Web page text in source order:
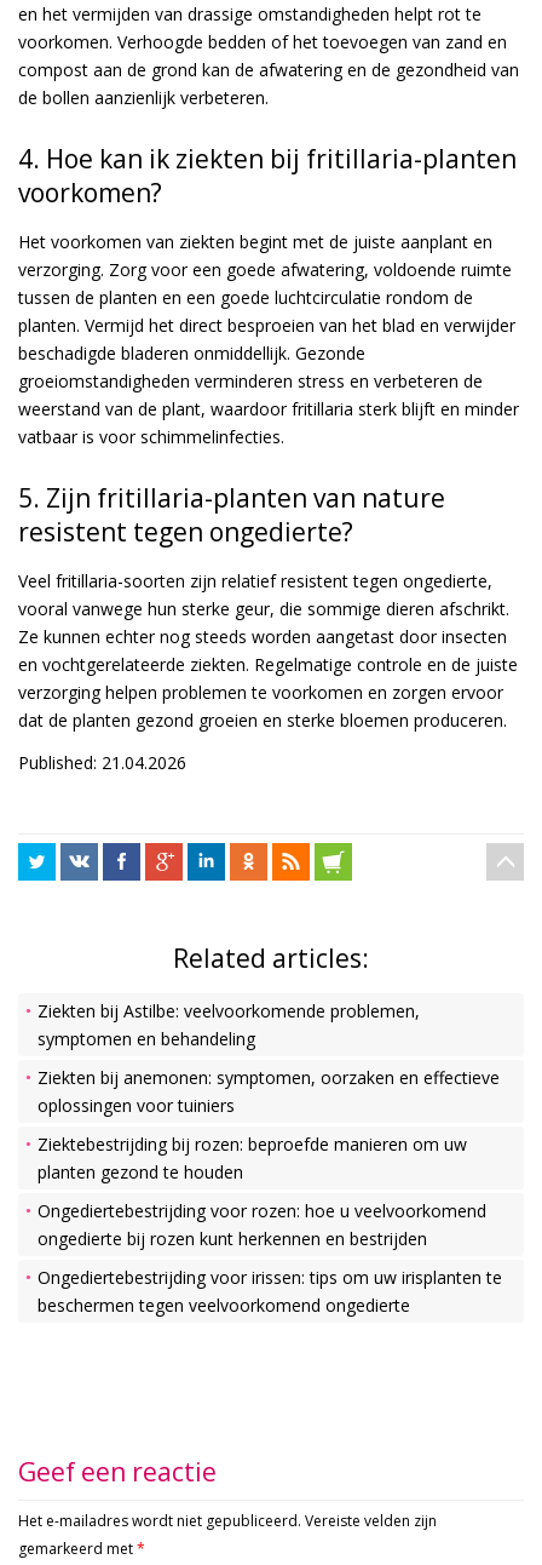
en het vermijden van drassige omstandigheden helpt rot te
voorkomen. Verhoogde bedden of het toevoegen van zand en
compost aan de grond kan de afwatering en de gezondheid van
de bollen aanzienlijk verbeteren.
4. Hoe kan ik ziekten bij fritillaria-planten
voorkomen?
Het voorkomen van ziekten begint met de juiste aanplant en
verzorging. Zorg voor een goede afwatering, voldoende ruimte
tussen de planten en een goede luchtcirculatie rondom de
planten. Vermijd het direct besproeien van het blad en verwijder
beschadigde bladeren onmiddellijk. Gezonde
groeiomstandigheden verminderen stress en verbeteren de
weerstand van de plant, waardoor fritillaria sterk blijft en minder
vatbaar is voor schimmelinfecties.
5. Zijn fritillaria-planten van nature
resistent tegen ongedierte?
Veel fritillaria-soorten zijn relatief resistent tegen ongedierte,
vooral vanwege hun sterke geur, die sommige dieren afschrikt.
Ze kunnen echter nog steeds worden aangetast door insecten
en vochtgerelateerde ziekten. Regelmatige controle en de juiste
verzorging helpen problemen te voorkomen en zorgen ervoor
dat de planten gezond groeien en sterke bloemen produceren.
Published: 21.04.2026
Related articles:
Ziekten bij Astilbe: veelvoorkomende problemen,
symptomen en behandeling
Ziekten bij anemonen: symptomen, oorzaken en effectieve
oplossingen voor tuiniers
Ziektebestrijding bij rozen: beproefde manieren om uw
planten gezond te houden
Ongediertebestrijding voor rozen: hoe u veelvoorkomend
ongedierte bij rozen kunt herkennen en bestrijden
Ongediertebestrijding voor irissen: tips om uw irisplanten te
beschermen tegen veelvoorkomend ongedierte
Geef een reactie
Het e-mailadres wordt niet gepubliceerd. Vereiste velden zijn
gemarkeerd met*